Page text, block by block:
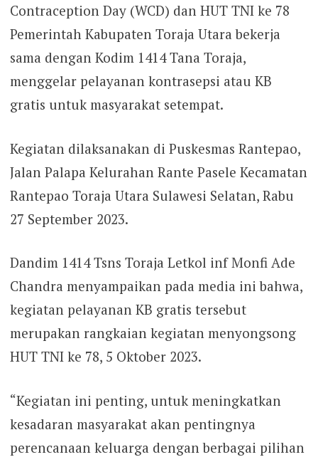
Contraception Day (WCD) dan HUT TNI ke 78
Pemerintah Kabupaten Toraja Utara bekerja
sama dengan Kodim 1414 Tana Toraja,
menggelar pelayanan kontrasepsi atau KB
gratis untuk masyarakat setempat.
Kegiatan dilaksanakan di Puskesmas Rantepao,
Jalan Palapa Kelurahan Rante Pasele Kecamatan
Rantepao Toraja Utara Sulawesi Selatan, Rabu
27 September 2023.
Dandim 1414 Tsns Toraja Letkol inf Monfi Ade
Chandra menyampaikan pada media ini bahwa,
kegiatan pelayanan KB gratis tersebut
merupakan rangkaian kegiatan menyongsong
HUT TNI ke 78, 5 Oktober 2023.
“Kegiatan ini penting, untuk meningkatkan
kesadaran masyarakat akan pentingnya
perencanaan keluarga dengan berbagai pilihan